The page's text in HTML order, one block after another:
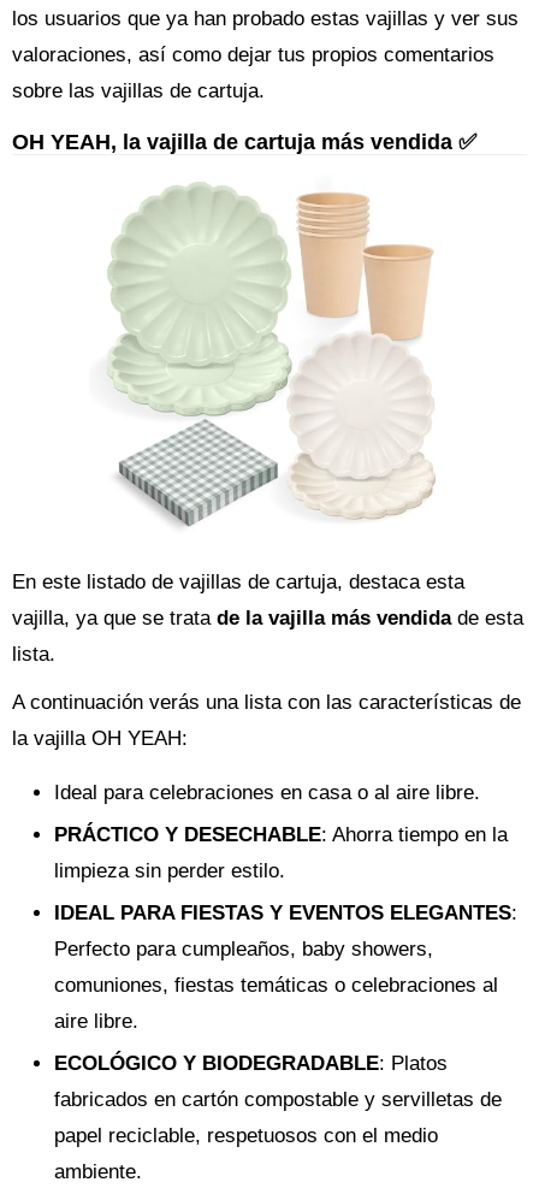
los usuarios que ya han probado estas vajillas y ver sus
valoraciones, así como dejar tus propios comentarios
sobre las vajillas de cartuja.
OH YEAH, la vajilla de cartuja más vendida ✅
En este listado de vajillas de cartuja, destaca esta
vajilla, ya que se trata de la vajilla más vendidade esta
lista.
A continuación verás una lista con las características de
la vajilla OH YEAH:
Ideal para celebraciones en casa o al aire libre.
PRÁCTICO Y DESECHABLE: Ahorra tiempo en la
limpieza sin perder estilo.
IDEAL PARA FIESTAS Y EVENTOS ELEGANTES:
Perfecto para cumpleaños, baby showers,
comuniones, fiestas temáticas o celebraciones al
aire libre.
ECOLÓGICO Y BIODEGRADABLE: Platos
fabricados en cartón compostable y servilletas de
papel reciclable, respetuosos con el medio
ambiente.